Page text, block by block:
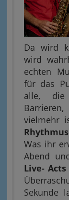
Da wird
wird
echten
für das
alle, die
vielmehr
Rhythmus
Was ihr
Abend
Live-
Sekunde